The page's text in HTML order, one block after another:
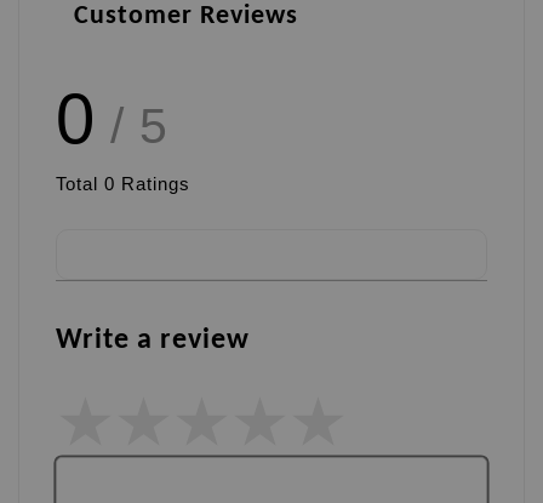
Customer Reviews
0 / 5
Total 0 Ratings
Write a review